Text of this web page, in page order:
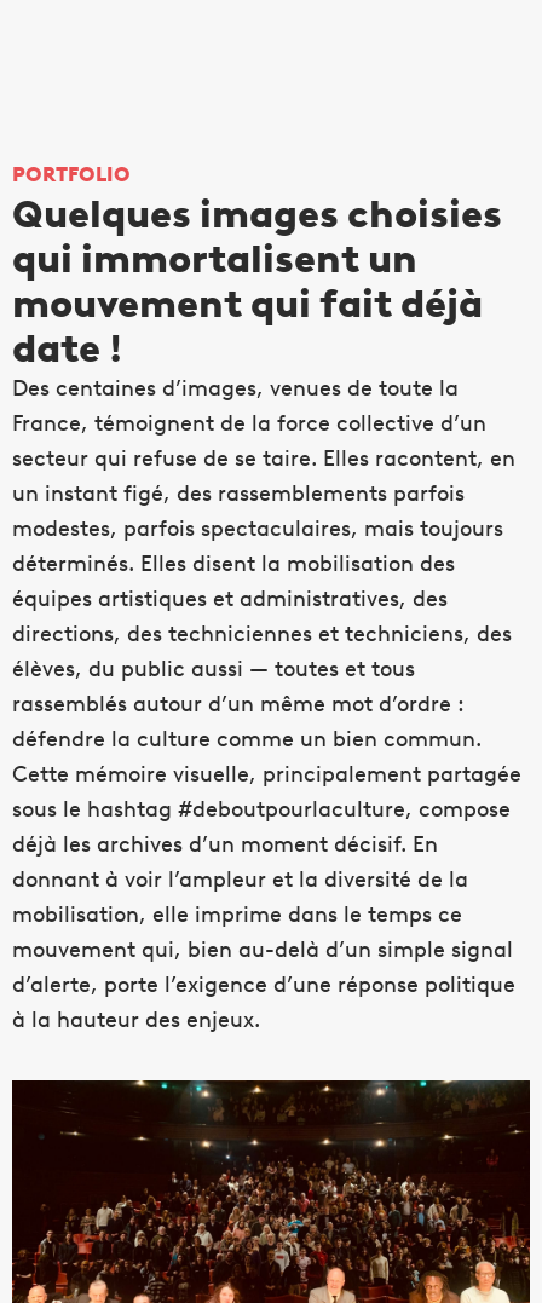
PORTFOLIO
Quelques images choisies
qui immortalisent un
mouvement qui fait déjà
date !
Des centaines d’images, venues de toute la
France, témoignent de la force collective d’un
secteur qui refuse de se taire. Elles racontent, en
un instant figé, des rassemblements parfois
modestes, parfois spectaculaires, mais toujours
déterminés. Elles disent la mobilisation des
équipes artistiques et administratives, des
directions, des techniciennes et techniciens, des
élèves, du public aussi — toutes et tous
rassemblés autour d’un même mot d’ordre :
défendre la culture comme un bien commun.
Cette mémoire visuelle, principalement partagée
sous le hashtag #deboutpourlaculture, compose
déjà les archives d’un moment décisif. En
donnant à voir l’ampleur et la diversité de la
mobilisation, elle imprime dans le temps ce
mouvement qui, bien au-delà d’un simple signal
d’alerte, porte l’exigence d’une réponse politique
à la hauteur des enjeux.